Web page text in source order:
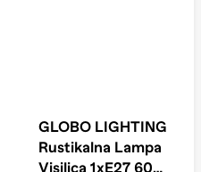
GLOBO LIGHTING
Rustikalna Lampa
Visilica 1xE27 60W